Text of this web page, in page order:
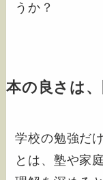
うか？
本の良さは
学校の勉強だ
とは、塾や家